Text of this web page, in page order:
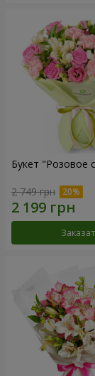
Букет "Розовое
2 749 грн